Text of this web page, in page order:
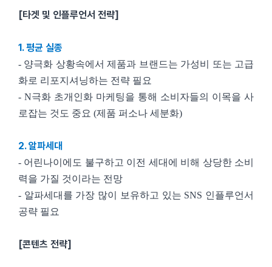
[타겟 및 인플루언서 전략]
1. 평균 실종
- 양극화 상황속에서 제품과 브랜드는 가성비 또는 고급
화로 리포지셔닝하는 전략 필요
- N극화 초개인화 마케팅을 통해 소비자들의 이목을 사
로잡는 것도 중요 (제품 퍼소나 세분화)
2. 알파세대
- 어린나이에도 불구하고 이전 세대에 비해 상당한 소비
력을 가질 것이라는 전망
- 알파세대를 가장 많이 보유하고 있는 SNS 인플루언서
공략 필요
[콘텐츠 전략]